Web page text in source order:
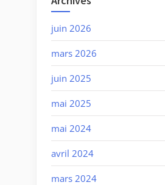
juin 2026
mars 2026
juin 2025
mai 2025
mai 2024
avril 2024
mars 2024